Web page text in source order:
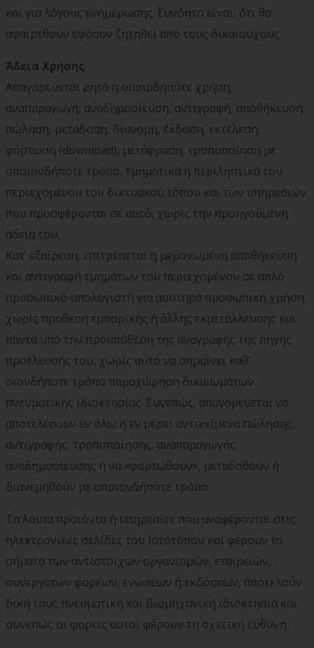
και για λόγους ενημέρωσης. Ευνόητο είναι, ότι θα
αφαιρεθούν εφόσον ζητηθεί από τους δικαιούχους.
Άδεια Χρήσης
Απαγορεύεται ρητά η οποιαδήποτε χρήση,
αναπαραγωγή, αναδημοσίευση, αντιγραφή, αποθήκευση,
πώληση, μετάδοση, διανομή, έκδοση, εκτέλεση,
φόρτωση (download), μετάφραση, τροποποίηση με
οποιονδήποτε τρόπο, τμηματικά ή περιληπτικά του
περιεχομένου του δικτυακού τόπου και των υπηρεσιών
που προσφέρονται σε αυτό, χωρίς την προηγούμενη
άδειά του.
Κατ’ εξαίρεση, επιτρέπεται η μεμονωμένη αποθήκευση
και αντιγραφή τμημάτων του περιεχομένου σε απλό
προσωπικό υπολογιστή για αυστηρά προσωπική χρήση,
χωρίς πρόθεση εμπορικής ή άλλης εκμετάλλευσης και
πάντα υπό την προϋπόθεση της αναγραφής της πηγής
προέλευσής του, χωρίς αυτό να σημαίνει καθ’
οιονδήποτε τρόπο παραχώρηση δικαιωμάτων
πνευματικής ιδιοκτησίας. Συνεπώς, απαγορεύεται να
αποτελέσουν εν όλω ή εν μέρει αντικείμενο πώλησης,
αντιγραφής, τροποποίησης, αναπαραγωγής,
αναδημοσίευσης ή να «φορτωθούν», μεταδοθούν ή
διανεμηθούν με οποιονδήποτε τρόπο.
Τα λοιπά προϊόντα ή υπηρεσίες που αναφέρονται στις
ηλεκτρονικές σελίδες του Ιστότοπου και φέρουν τα
σήματα των αντίστοιχων οργανισμών, εταιρειών,
συνεργατών φορέων, ενώσεων ή εκδόσεων, αποτελούν
δική τους πνευματική και βιομηχανική ιδιοκτησία και
συνεπώς οι φορείς αυτοί φέρουν τη σχετική ευθύνη.